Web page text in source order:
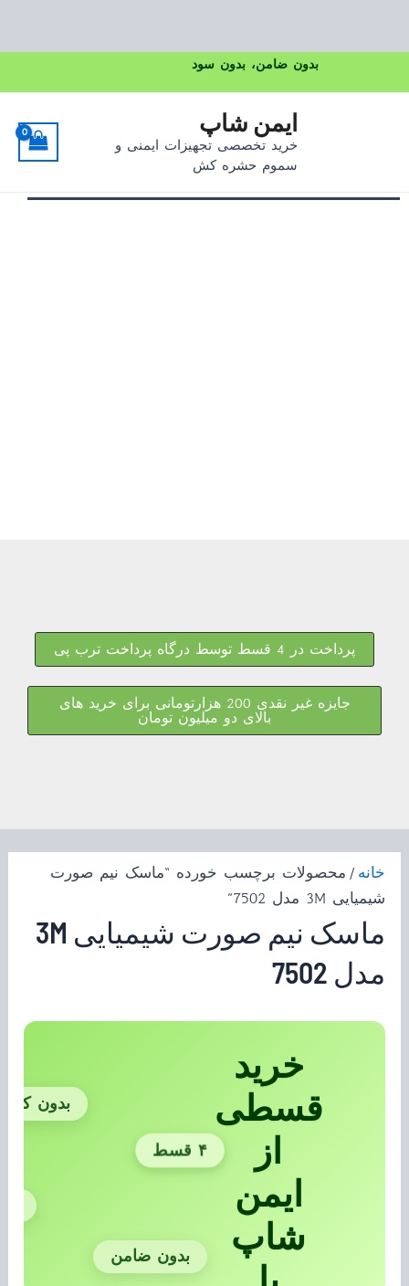
بدون ضامن، بدون سود
به
ایمن شاپ
خرید تخصصی تجهیزات ایمنی و
سموم حشره کش
پرداخت در 4 قسط توسط درگاه پرداخت ترب پی
جایزه غیر نقدی 200 هزارتومانی برای خرید های
بالای دو میلیون تومان
خانه / محصولات برچسب خورده “ماسک نیم صورت
شیمیایی 3M مدل 7502”
ماسک نیم صورت شیمیایی 3M
مدل 7502
خرید
قسطی
از
ایمن
شاپ
بدون
۴ قسط
بدون ضامن
by